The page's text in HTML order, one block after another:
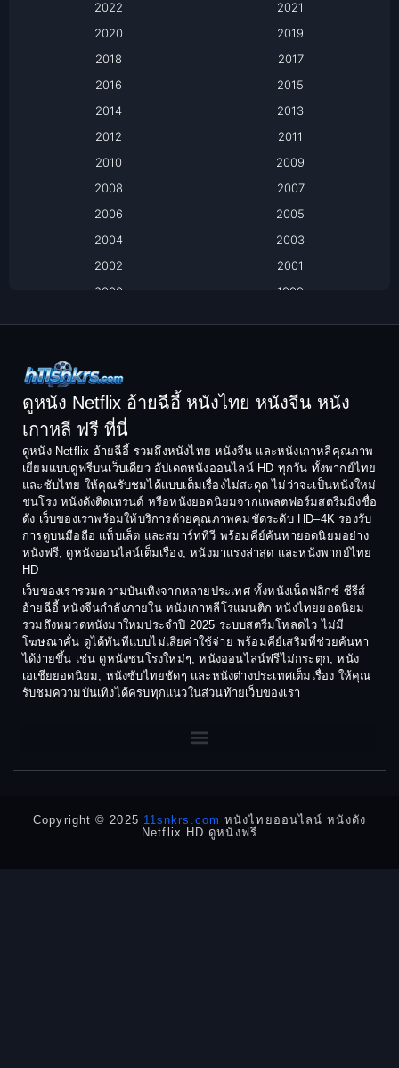
Based on a True Story เรื่องจริง
Based on a True Story เรื่องจริง
Comedy ตลก
Coming-of-age ชีวิตวัยรุ่น
Crime อาชญากรรม
Crime อาชญากรรม
Culture
Dance เต้น
Dark Comedy ตลกร้าย
DC
Detective สืบสวน
2022
2021
2020
2019
2018
2017
2016
2015
2014
2013
2012
2011
2010
2009
2008
2007
2006
2005
2004
2003
2002
2001
2000
1999
1994
1992
1991
1990
1988
1987
1986
1985
1984
1983
1982
1981
1980
1978
1974
1973
1972
1971
1970
1969
1968
1964
ดูหนัง Netflix อ้ายฉีอี้ หนังไทย หนังจีน หนัง
เกาหลี ฟรี ที่นี่
ดูหนัง Netflix อ้ายฉีอี้ รวมถึงหนังไทย หนังจีน และหนังเกาหลีคุณภาพ
เยี่ยมแบบดูฟรีบนเว็บเดียว อัปเดตหนังออนไลน์ HD ทุกวัน ทั้งพากย์ไทย
และซับไทย ให้คุณรับชมได้แบบเต็มเรื่องไม่สะดุด ไม่ว่าจะเป็นหนังใหม่
ชนโรง หนังดังติดเทรนด์ หรือหนังยอดนิยมจากแพลตฟอร์มสตรีมมิงชื่อ
ดัง เว็บของเราพร้อมให้บริการด้วยคุณภาพคมชัดระดับ HD–4K รองรับ
การดูบนมือถือ แท็บเล็ต และสมาร์ททีวี พร้อมคีย์ค้นหายอดนิยมอย่าง
หนังฟรี, ดูหนังออนไลน์เต็มเรื่อง, หนังมาแรงล่าสุด และหนังพากย์ไทย
HD
เว็บของเรารวมความบันเทิงจากหลายประเทศ ทั้งหนังเน็ตฟลิกซ์ ซีรีส์
อ้ายฉีอี้ หนังจีนกำลังภายใน หนังเกาหลีโรแมนติก หนังไทยยอดนิยม
รวมถึงหมวดหนังมาใหม่ประจำปี 2025 ระบบสตรีมโหลดไว ไม่มี
โฆษณาคั่น ดูได้ทันทีแบบไม่เสียค่าใช้จ่าย พร้อมคีย์เสริมที่ช่วยค้นหา
ได้ง่ายขึ้น เช่น ดูหนังชนโรงใหม่ๆ, หนังออนไลน์ฟรีไม่กระตุก, หนัง
เอเชียยอดนิยม, หนังซับไทยชัดๆ และหนังต่างประเทศเต็มเรื่อง ให้คุณ
รับชมความบันเทิงได้ครบทุกแนวในส่วนท้ายเว็บของเรา
Copyright © 2025 11snkrs.com หนังไทยออนไลน์ หนังดัง
Netflix HD ดูหนังฟรี